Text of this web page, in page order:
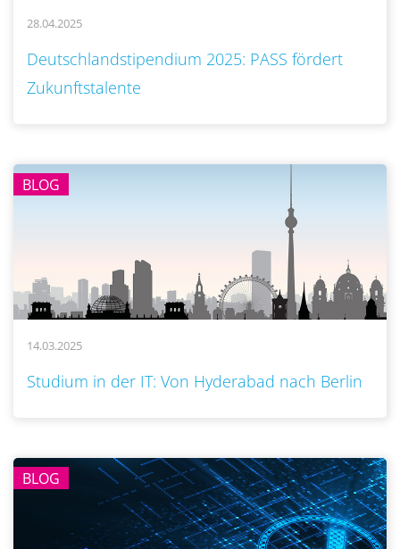
28.04.2025
Deutschlandstipendium 2025: PASS fördert
Zukunftstalente
BLOG
14.03.2025
Studium in der IT: Von Hyderabad nach Berlin
BLOG